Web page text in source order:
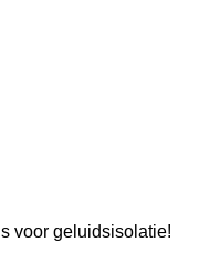
voor geluidsisolatie!